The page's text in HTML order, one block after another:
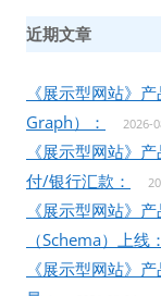
近期文章
《展示型网站》
Graph）：
2026-
《展示型网站》
付/银行汇款：
《展示型网站》
（Schema）上线：
《展示型网站》